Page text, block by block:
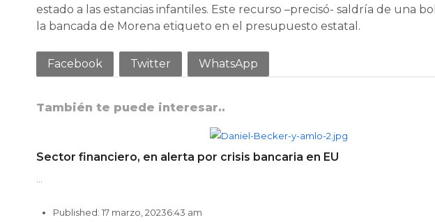
estado a las estancias infantiles. Este recurso –precisó- saldría de una
la bancada de Morena etiqueto en el presupuesto estatal.
Facebook Twitter WhatsApp
También te puede interesar..
Sector financiero, en alerta por crisis bancaria en EU
Published: 17 marzo, 20236:43 am